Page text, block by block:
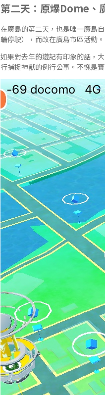
第二天：原爆Dome、
在廣島的第二天，也是唯一廣島
輪停駛），而改在廣島市區活動。
如果對去年的遊記有印象的話，
行捕捉神獸的例行公事。不愧是